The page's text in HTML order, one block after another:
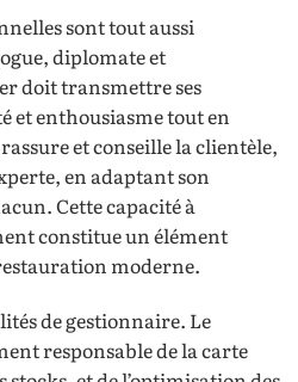
sont tout aussi
diplomate et
doit transmettre ses
et enthousiasme tout en
et conseille la clientèle,
en adaptant son
Cette capacité à
constitue un élément
moderne.
de gestionnaire. Le
responsable de la carte